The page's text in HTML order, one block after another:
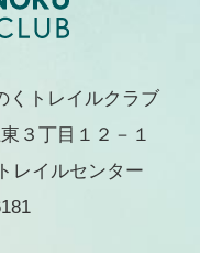
くトレイルクラブ
３丁目１２－１
レイルセンター